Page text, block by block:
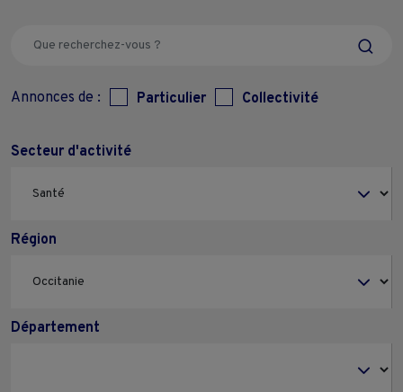
Annonces de : Particulier Collectivité
Secteur d'activité
Région
Département